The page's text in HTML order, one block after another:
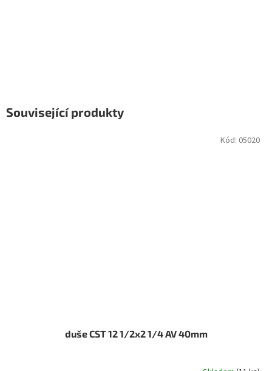
Související produkty
duše CST 12 1/2x2 1/4 AV 40mm
Kód: 05020